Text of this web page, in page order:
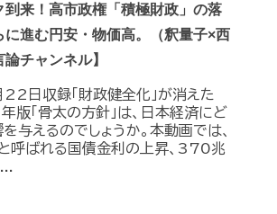
到来！高市政権「積極財政」の落
に進む円安・物価高。（釈量子×西
チャンネル】
日収録「財政健全化」が消えた
「骨太の方針」は、日本経済にど
与えるのでしょうか。本動画では、
呼ばれる国債金利の上昇、370兆